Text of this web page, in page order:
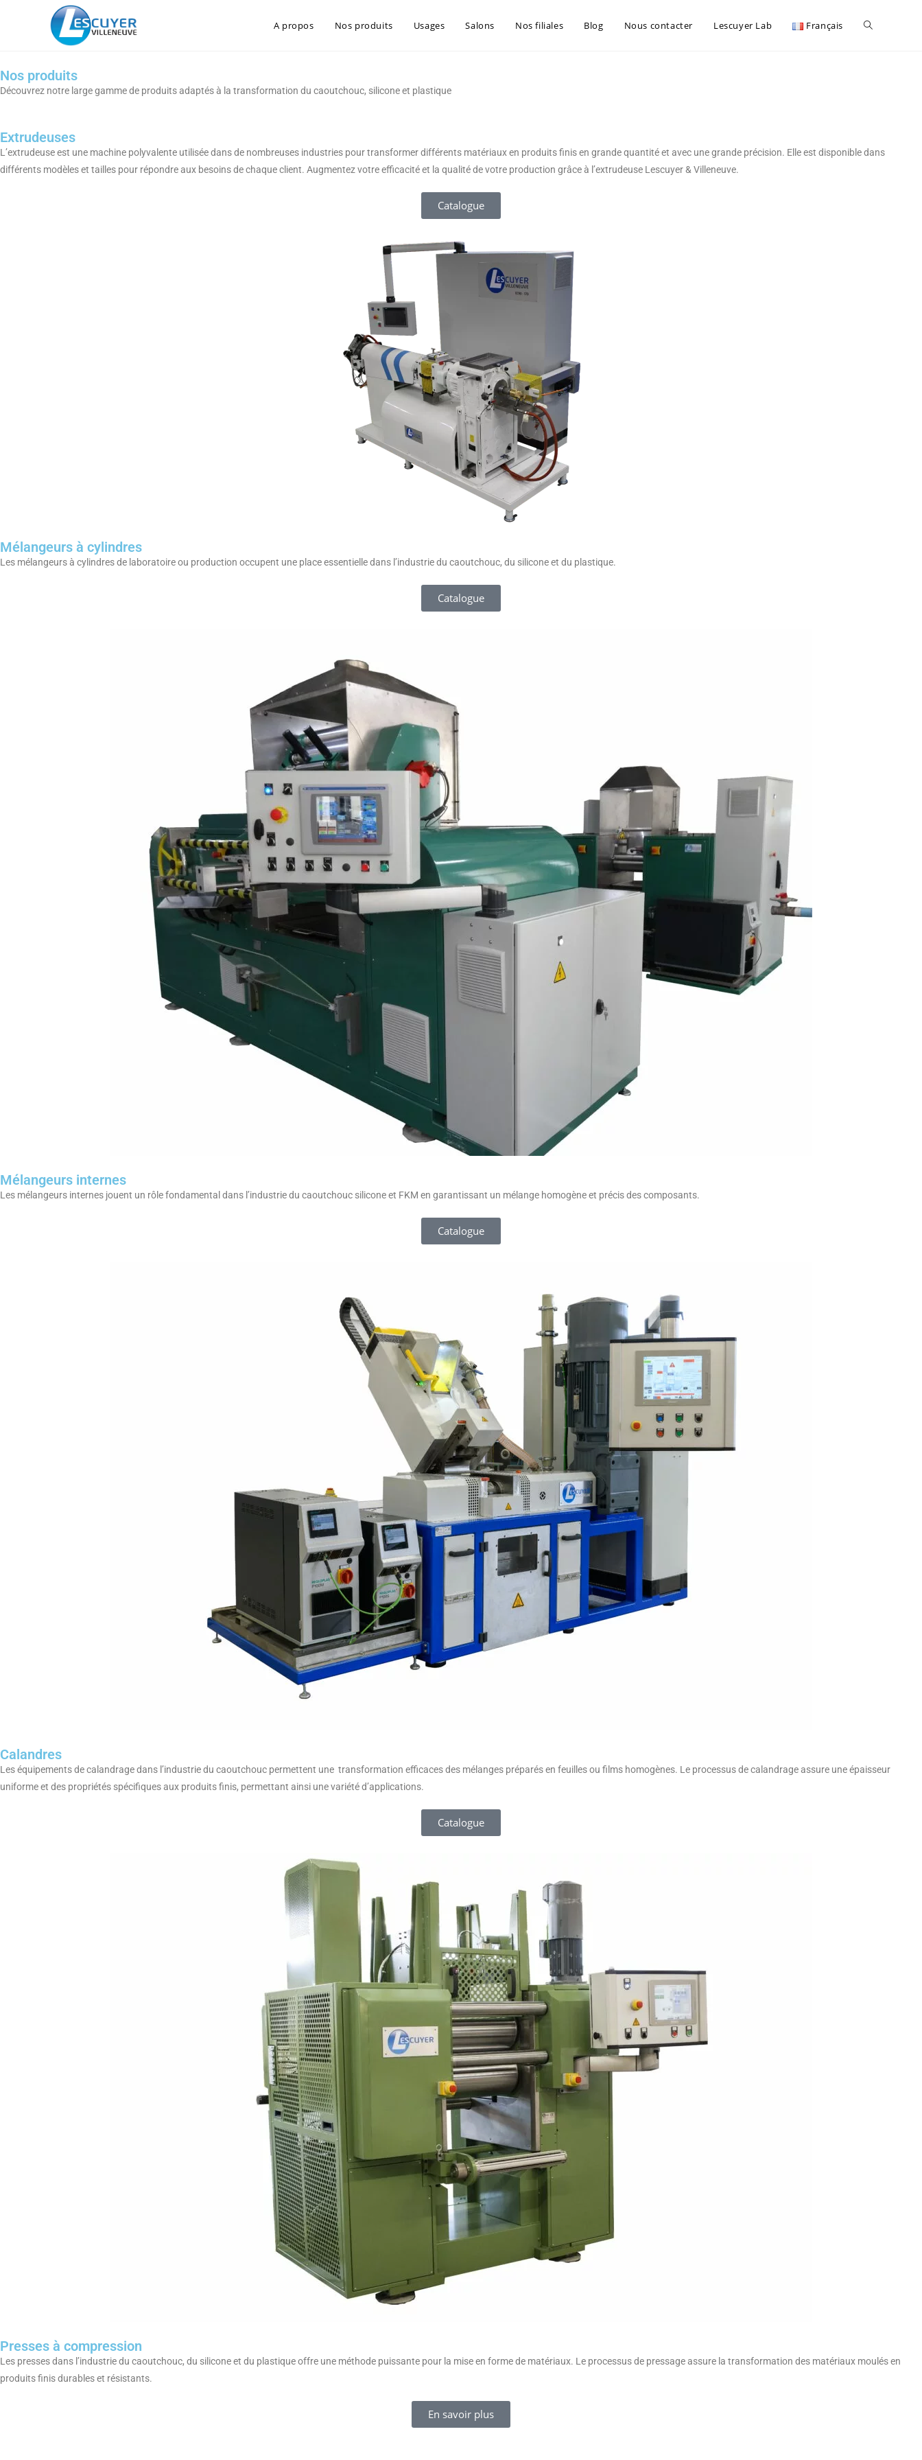
A propos Nos produits Usages Salons Nos filiales Blog Nous contacter Lescuyer Lab Français
Nos produits
Découvrez notre large gamme de produits adaptés à la transformation du caoutchouc, silicone et plastique
Extrudeuses
L’extrudeuse est une machine polyvalente utilisée dans de nombreuses industries pour transformer différents matériaux en produits finis en grande quantité et avec une grande précision. Elle est disponible dans
différents modèles et tailles pour répondre aux besoins de chaque client. Augmentez votre efficacité et la qualité de votre production grâce à l’extrudeuse Lescuyer & Villeneuve.
Catalogue
Mélangeurs à cylindres
Les mélangeurs à cylindres de laboratoire ou production occupent une place essentielle dans l’industrie du caoutchouc, du silicone et du plastique.
Catalogue
Mélangeurs internes
Les mélangeurs internes jouent un rôle fondamental dans l’industrie du caoutchouc silicone et FKM en garantissant un mélange homogène et précis des composants.
Catalogue
Calandres
Les équipements de calandrage dans l’industrie du caoutchouc permettent une transformation efficaces des mélanges préparés en feuilles ou films homogènes. Le processus de calandrage assure une épaisseur
uniforme et des propriétés spécifiques aux produits finis, permettant ainsi une variété d’applications.
Catalogue
Presses à compression
Les presses dans l’industrie du caoutchouc, du silicone et du plastique offre une méthode puissante pour la mise en forme de matériaux. Le processus de pressage assure la transformation des matériaux moulés en
produits finis durables et résistants.
En savoir plus